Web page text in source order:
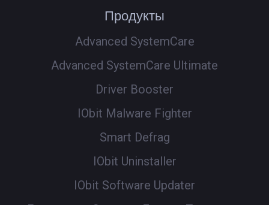
Продукты
Advanced SystemCare
Advanced SystemCare Ultimate
Driver Booster
IObit Malware Fighter
Smart Defrag
IObit Uninstaller
IObit Software Updater